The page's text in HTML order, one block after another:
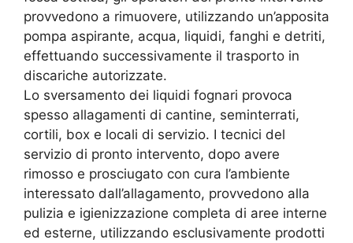
provvedono a rimuovere, utilizzando un’apposita
pompa aspirante, acqua, liquidi, fanghi e detriti,
effettuando successivamente il trasporto in
discariche autorizzate.
Lo sversamento dei liquidi fognari provoca
spesso allagamenti di cantine, seminterrati,
cortili, box e locali di servizio. I tecnici del
servizio di pronto intervento, dopo avere
rimosso e prosciugato con cura l’ambiente
interessato dall’allagamento, provvedono alla
pulizia e igienizzazione completa di aree interne
ed esterne, utilizzando esclusivamente prodotti